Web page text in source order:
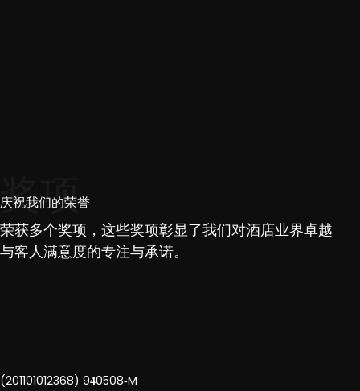
奖项
庆祝我们的荣誉
荣获多个奖项，这些奖项彰显了我们对酒店业界卓越
与客人满意度的专注与承诺。
(201101012368) 940508-M